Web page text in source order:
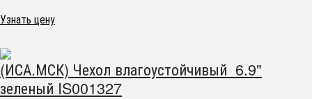
Узнать цену
(ИСА.МСК) Чехол влагоустойчивый 6.9"
зеленый IS001327